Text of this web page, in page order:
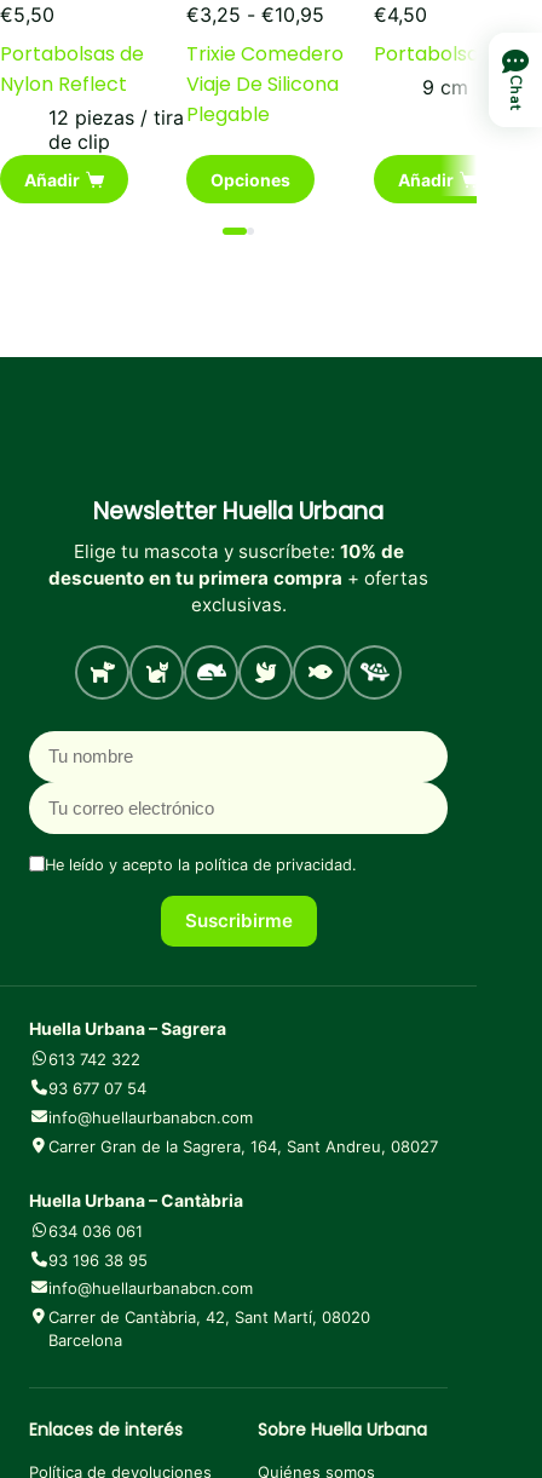
€5,50
Portabolsas de
Nylon Reflect
12 piezas / tira
de clip
Añadir
€3,25 - €10,95 Rango
precios:
desde
€10,95
Trixie Comedero
Viaje De Silicona
Plegable
Opciones
Este
producto
múltiples
pueden
producto
€4,50
Portabolsas
9 cm
Añadir
Newsletter Huella Urbana
Elige tu mascota y suscríbete: 10% de
descuento en tu primera compra + ofertas
exclusivas.
Perro Gato Roedores
Aves PecesTortugas
Nombre
Correo electrónico
He leído y acepto la política de privacidad.
Suscribirme
Huella Urbana – Sagrera
613 742 322
93 677 07 54
info@huellaurbanabcn.com
Carrer Gran de la Sagrera, 164, Sant Andreu, 08027
Huella Urbana – Cantàbria
634 036 061
93 196 38 95
info@huellaurbanabcn.com
Carrer de Cantàbria, 42, Sant Martí, 08020
Barcelona
Enlaces de interés
Política de devoluciones
Sobre Huella Urbana
Quiénes somos
Chat